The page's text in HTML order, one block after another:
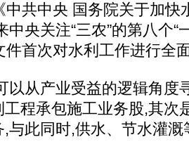
共中央 国务院关于加快
央关注“三农”的第八个“
件首次对水利工作进行全
从产业受益的逻辑角度
程承包施工业务股,其次
与此同时,供水、节水灌